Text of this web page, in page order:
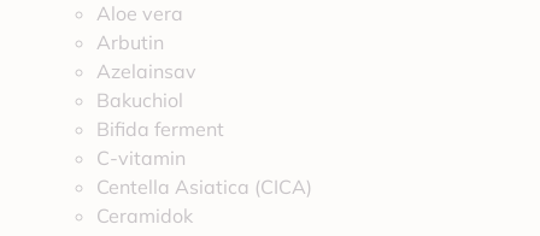
Aloe vera
Arbutin
Azelainsav
Bakuchiol
Bifida ferment
C-vitamin
Centella Asiatica (CICA)
Ceramidok